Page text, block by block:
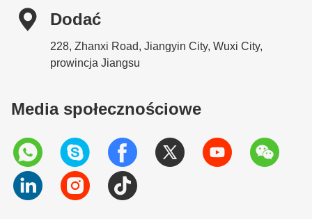
 Dodać
228, Zhanxi Road, Jiangyin City, Wuxi City,
prowincja Jiangsu
Media społecznościowe